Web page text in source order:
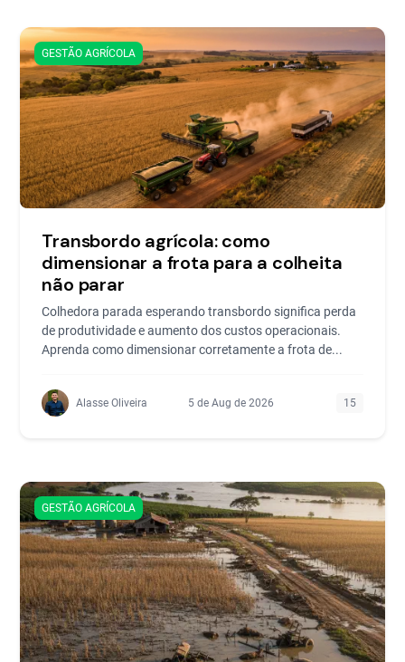
GESTÃO AGRÍCOLA
Transbordo agrícola: como
dimensionar a frota para a colheita
não parar
Colhedora parada esperando transbordo significa perda
de produtividade e aumento dos custos operacionais.
Aprenda como dimensionar corretamente a frota de...
Alasse Oliveira 5 de Aug de 2026 15
GESTÃO AGRÍCOLA